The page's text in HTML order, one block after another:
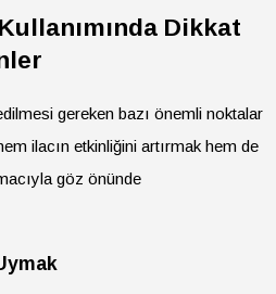
Dikkat
gereken bazı önemli noktalar
ilacın etkinliğini artırmak hem de
göz önünde